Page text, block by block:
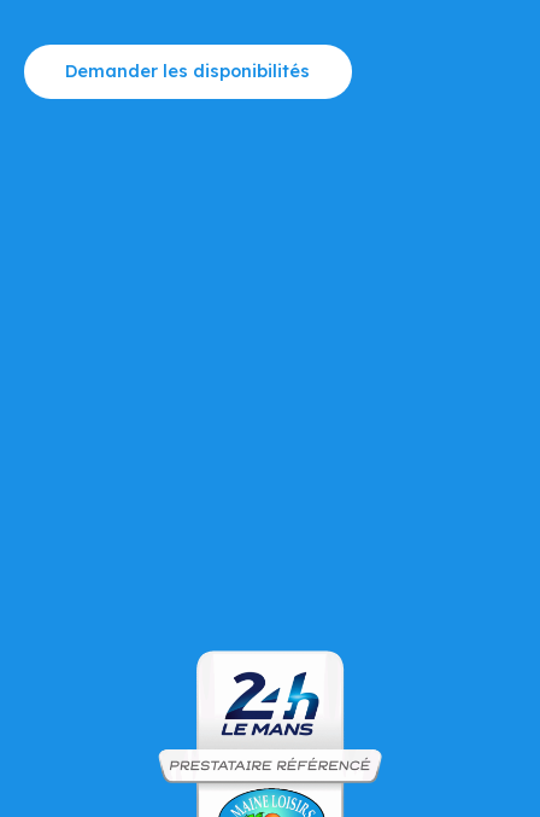
Demander les disponibilités